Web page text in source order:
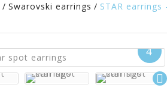
/ Swarovski earrings / STAR